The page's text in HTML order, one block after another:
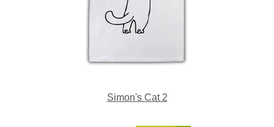
Simon's Cat 2